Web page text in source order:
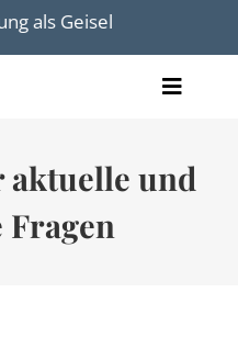
Redetext von
Toggle
aktuelle und